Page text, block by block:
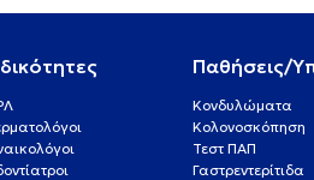
Παθήσεις/
Κονδυλώματα
Κολονοσκόπηση
Τεστ ΠΑΠ
Γαστρεντερίτιδα